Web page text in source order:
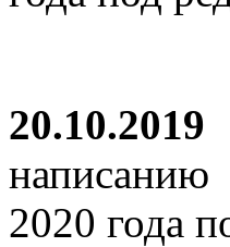
20.10.2019
2020 года